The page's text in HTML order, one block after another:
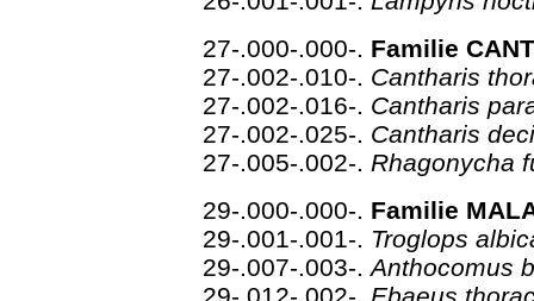
27-.000-.000-. Familie
27-.002-.010-. Cantharis
27-.002-.016-. Cantharis
27-.002-.025-. Cantharis
27-.005-.002-. Rhagonycha
29-.000-.000-. Familie
29-.001-.001-. Troglops
29-.007-.003-.Anthocomus